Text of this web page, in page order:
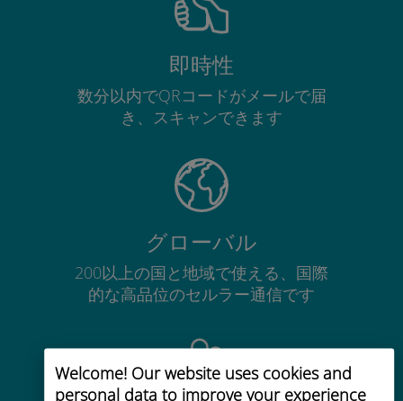
Welcome! Our website uses cookies and
personal data to improve your experience
即時性
数分以内でQRコードがメールで届
き、スキャンできます
グローバル
200以上の国と地域で使える、国際
的な高品位のセルラー通信です